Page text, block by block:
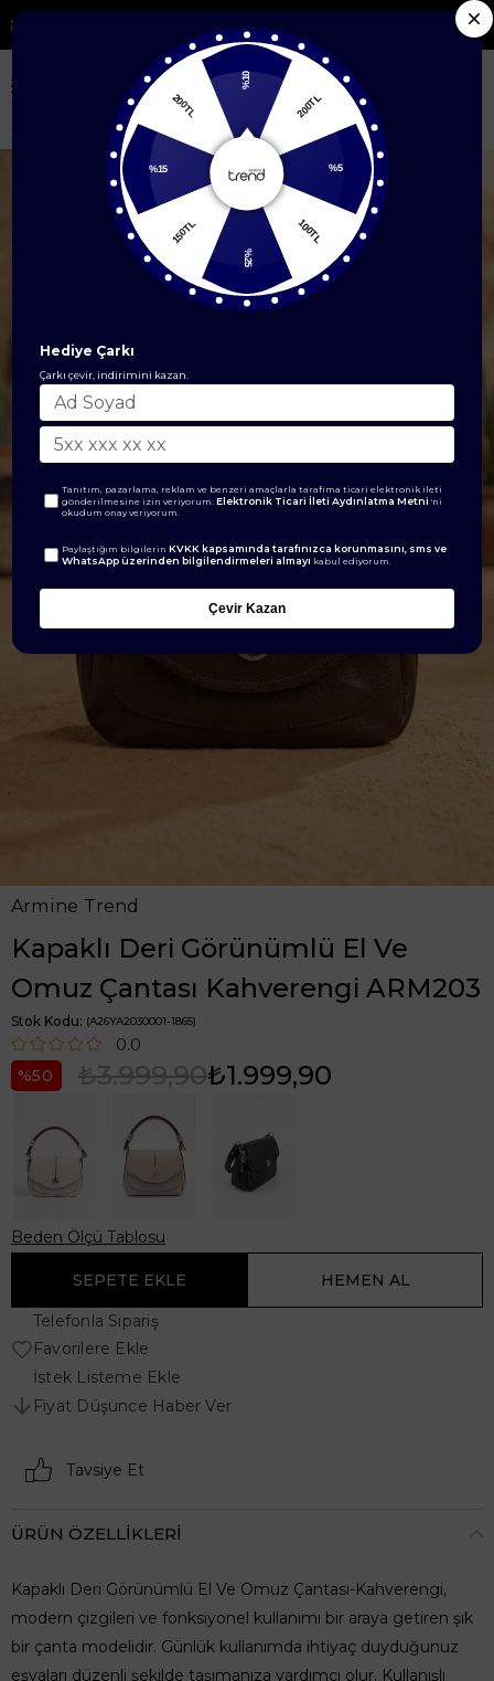
Ürünlerde %50'ye Varan İndirim
Çanta & Cüzdan Modelleri Çanta Kapaklı Deri
Armine Trend
Kapaklı Deri Görünümlü El Ve
Omuz Çantası Kahverengi ARM203
Stok Kodu (A26YA2030001-1865)
0.0
50
₺3.999,90₺1.999,90
Beden Ölçü Tablosu
Telefonla Sipariş
Favorilere Ekle
İstek Listeme Ekle
Fiyat Düşünce Haber Ver
Tavsiye Et
ÜRÜN ÖZELLIKLERI
Kapaklı Deri Görünümlü El Ve Omuz Çantası-Kahverengi,
modern çizgileri ve fonksiyonel kullanımı bir araya getiren şık
bir çanta modelidir. Günlük kullanımda ihtiyaç duyduğunuz
eşyaları düzenli şekilde taşımanıza yardımcı olur. Kullanışlı
%10
200TL
100TL
150TL
200TL
Hediye Çarkı
Çarkı çevir, indirimini kazan.
Tanıtım, pazarlama, reklam ve benzeri amaçlarla tarafıma ticari elektronik ileti
gönderilmesine izin veriyorum.Elektronik Ticari İleti Aydınlatma Metni 'ni
okudum onay veriyorum.
Paylaştığım bilgilerinKVKK kapsamında tarafınızca korunmasını, sms ve
WhatsApp üzerinden bilgilendirmeleri almayı kabul ediyorum.
Çevir Kazan